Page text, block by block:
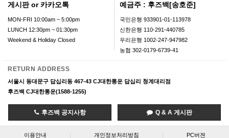
게시판 or 카카오톡
MON-FRI 10:00am ~ 5:00pm
LUNCH 12:30pm ~ 01:30pm
Weekend & Holiday Closed
예금주 : 후즈백[송호준]
국민은행 933901-01-113978
신한은행 110-291-440785
우리은행 1002-247-947982
농협 302-0179-6739-41
RETURN ADDRESS
서울시 동대문구 답십리동 467-43 CJ대한통운 답십리 청계대리점
후즈백 CJ대한통운(1588-1255)
후즈백 공지사항 Q & A 게시판
이용안내 | 개인정보처리방침 | PC버젼